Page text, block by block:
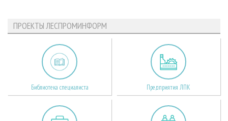
ПРОЕКТЫ ЛЕСПРОМИНФОРМ
Библиотека специалиста Предприятия ЛПК